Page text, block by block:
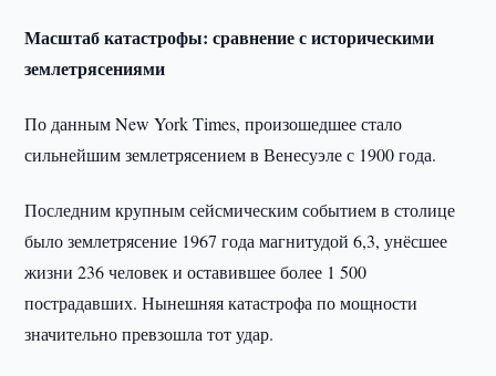
Масштаб катастрофы: сравнение с историческими
землетрясениями
По данным New York Times, произошедшее стало
сильнейшим землетрясением в Венесуэле с 1900 года.
Последним крупным сейсмическим событием в столице
было землетрясение 1967 года магнитудой 6,3, унёсшее
жизни 236 человек и оставившее более 1 500
пострадавших. Нынешняя катастрофа по мощности
значительно превзошла тот удар.